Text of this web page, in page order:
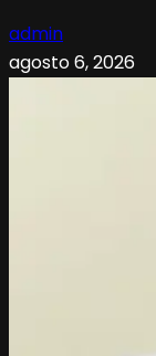
admin
agosto 6, 2026